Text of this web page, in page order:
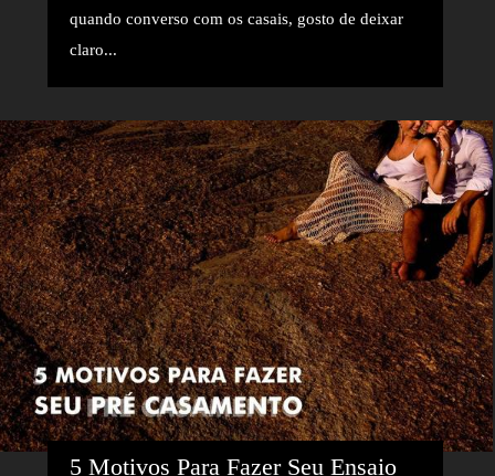
quando converso com os casais, gosto de deixar
claro...
5 Motivos Para Fazer Seu Ensaio